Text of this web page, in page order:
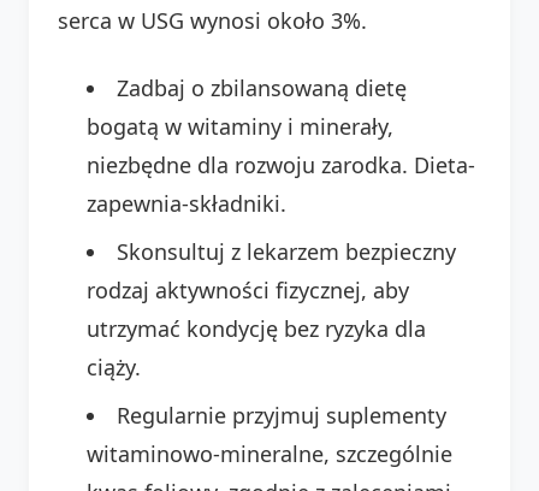
serca w USG wynosi około 3%.
Zadbaj o zbilansowaną dietę
bogatą w witaminy i minerały,
niezbędne dla rozwoju zarodka. Dieta-
zapewnia-składniki.
Skonsultuj z lekarzem bezpieczny
rodzaj aktywności fizycznej, aby
utrzymać kondycję bez ryzyka dla
ciąży.
Regularnie przyjmuj suplementy
witaminowo-mineralne, szczególnie